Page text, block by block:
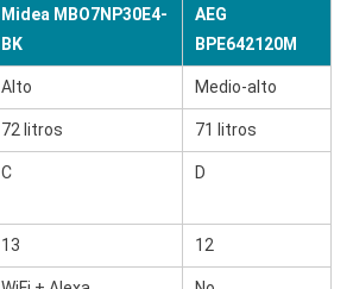
Midea MBO7NP30E4-
BK
AEG
BPE642120M
Alto Medio-alto
72 litros 71 litros
C D
13 12